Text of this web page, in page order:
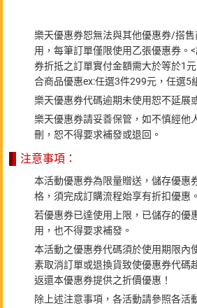
樂天優惠券恕無法與其他優惠券/搭
用，每筆訂單僅限使用乙張優惠券。
券折抵之訂單實付金額需大於等於1
合商品優惠ex:任選3件299元，任選5
樂天優惠券代碼逾期未使用恕不延展
樂天優惠券請妥善保管，如不慎經他
刪，恕不得要求補發或退回。
注意事項：
本活動優惠券為限量贈送，儲存優惠
格，須完成訂購流程始享有折扣優惠。
若優惠券已達使用上限，已儲存的優
用，也不得要求補發。
本活動之優惠券代碼須於使用期限內
素取消訂單或退換貨致使優惠券代碼
返還本優惠券提供之折價優惠！
除上述注意事項，各活動請參照各活